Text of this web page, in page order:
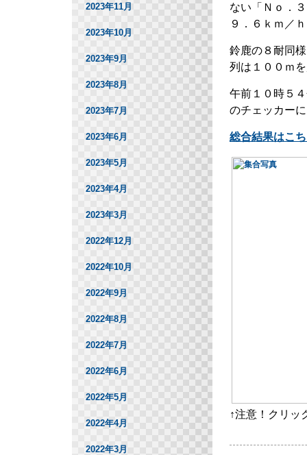
ない「Ｎｏ．
９．６ｋｍ／
鈴鹿の８耐同
列は１００ｍ
午前１０時５
のチェッカー
総合結果はこ
↑注意！クリッ
2023年11月
2023年10月
2023年9月
2023年8月
2023年7月
2023年6月
2023年5月
2023年4月
2023年3月
2022年12月
2022年10月
2022年9月
2022年8月
2022年7月
2022年6月
2022年5月
2022年4月
2022年3月